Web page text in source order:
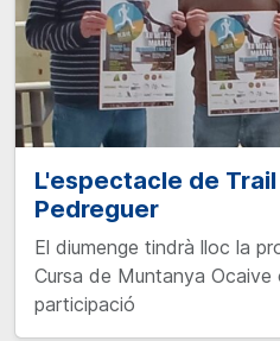
L'espectacle de
Pedreguer
El diumenge tindrà lloc la
Cursa de Muntanya Ocaive
participació